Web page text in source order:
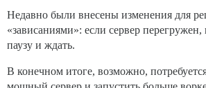
Недавно были внесены изменения для
«зависаниями»: если сервер перегружен,
паузу и ждать.
В конечном итоге, возможно,